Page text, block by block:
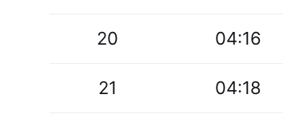
20 04:16
21 04:18